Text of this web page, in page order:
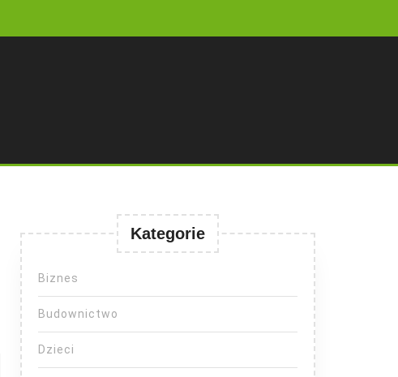
Kategorie
Biznes
Budownictwo
Dzieci